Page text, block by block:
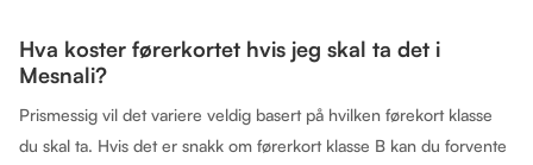
Hva koster førerkortet hvis jeg skal ta det i
Mesnali?
Prismessig vil det variere veldig basert på hvilken førekort klasse
du skal ta. Hvis det er snakk om førerkort klasse B kan du forvente